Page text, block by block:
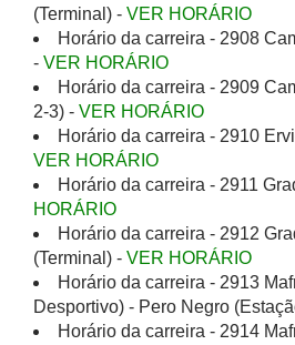
(Terminal) - VER HORÁRIO
Horário da carreira - 2908
- VER HORÁRIO
Horário da carreira - 2909
2-3) - VER HORÁRIO
Horário da carreira - 2910
VER HORÁRIO
Horário da carreira - 2911
HORÁRIO
Horário da carreira - 2912
(Terminal) - VER HORÁRIO
Horário da carreira - 2913
Desportivo) - Pero Negro
Horário da carreira - 2914